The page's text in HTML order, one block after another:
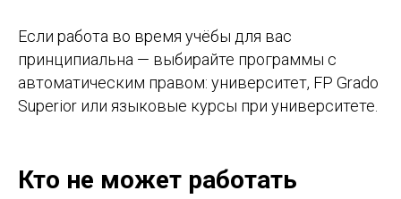
Если работа во время учёбы для вас
принципиальна — выбирайте программы с
автоматическим правом: университет, FP Grado
Superior или языковые курсы при университете.
Кто не может работать